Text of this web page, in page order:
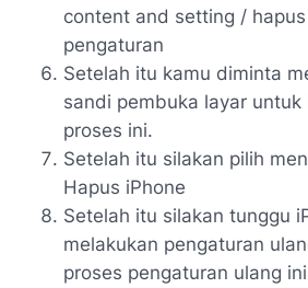
content and setting /
pengaturan
Setelah itu kamu diminta
sandi pembuka layar
proses ini.
Setelah itu silakan pilih
Hapus iPhone
Setelah itu silakan tunggu
melakukan pengaturan
proses pengaturan ulang